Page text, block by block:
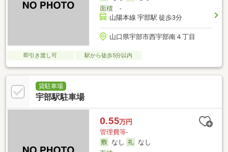
面積-
山陽本線 宇部駅 徒歩3分
山口県宇部市西宇部南４丁目
即引き渡し可 駅から徒歩5分以内
貸駐車場
宇部駅駐車場
0.55万円
管理費等-
なし
なし